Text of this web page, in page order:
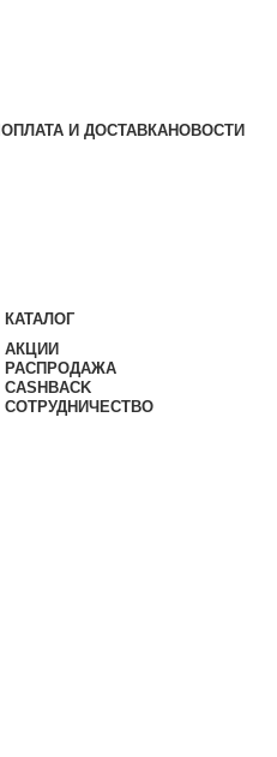
ОПЛАТА И ДОСТАВКАНОВОСТИ
КАТАЛОГ
АКЦИИ
РАСПРОДАЖА
CASHBACK
СОТРУДНИЧЕСТВО